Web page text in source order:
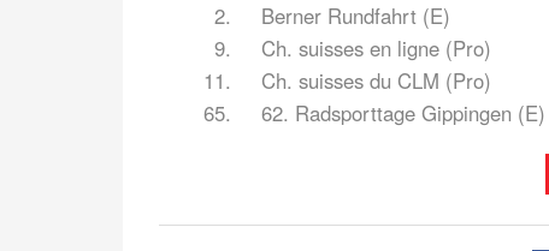
2.
Berner Rundfahrt (E)
9.
Ch. suisses en ligne (Pro)
11.
Ch. suisses du CLM (Pro)
65.
62. Radsporttage Gippingen (E)